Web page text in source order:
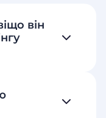
він